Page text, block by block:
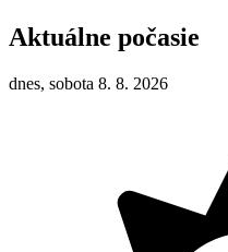
Aktuálne počasie
dnes, sobota 8. 8. 2026